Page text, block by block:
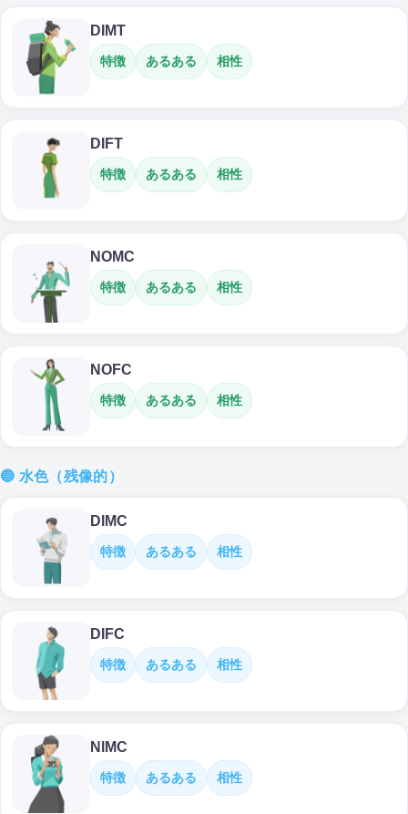
DIMT
特徴 あるある 相性
DIFT
特徴 あるある 相性
NOMC
特徴 あるある 相性
NOFC
特徴 あるある 相性
🔵 水色（残像的）
DIMC
特徴 あるある 相性
DIFC
特徴 あるある 相性
NIMC
特徴 あるある 相性